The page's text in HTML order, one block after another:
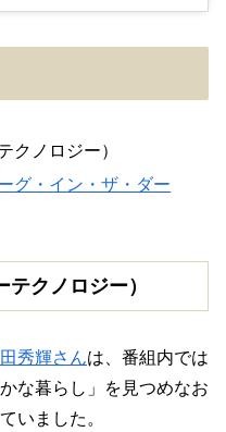
クノロジー）
グ・イン・ザ・ダー
クノロジー）
秀輝さんは、番組内では
な暮らし」を見つめなお
いました。